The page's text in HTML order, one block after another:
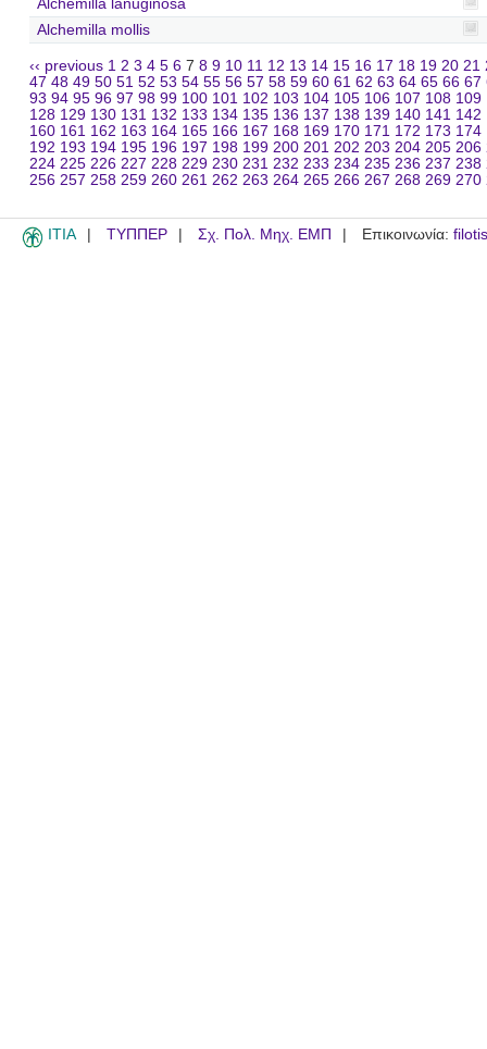
Alchemilla lanuginosa
Alchemilla mollis
‹‹ previous 1 2 3 4 5 6 7 8 9 10 11 12 13 14 15 16 17 18 19 20 21
47 48 49 50 51 52 53 54 55 56 57 58 59 60 61 62 63 64 65 66 67
93 94 95 96 97 98 99 100 101 102 103 104 105 106 107 108 109
128 129 130 131 132 133 134 135 136 137 138 139 140 141 142
160 161 162 163 164 165 166 167 168 169 170 171 172 173 174
192 193 194 195 196 197 198 199 200 201 202 203 204 205 206
224 225 226 227 228 229 230 231 232 233 234 235 236 237 238
256 257 258 259 260 261 262 263 264 265 266 267 268 269 270
ITIA ΤΥΠΠΕΡ Σχ. Πολ. Μηχ. ΕΜΠ Επικοινωνία: